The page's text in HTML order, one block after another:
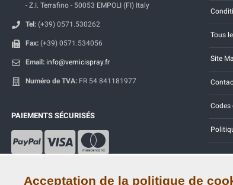
- Z.I. Terrafino - 50053 EMPOLI (FI) Italy
Tel: (+39) 0571.530262
Fax: (+39) 0571.534056
Email: info@vernicispray.fr
Numéro de TVA: FR 54 841181977
PAIEMENTS SÉCURISÉS
Tous
Site
Codes
Acceptation de la politique de